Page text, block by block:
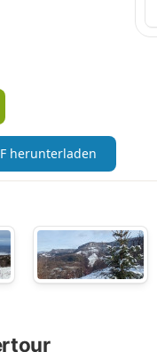
herunterladen